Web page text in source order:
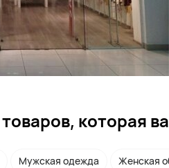
которая
Мужская одежда Женская